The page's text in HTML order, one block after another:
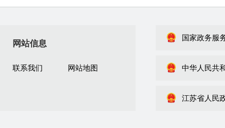
网站信息
联系我们 网站地图
国家政务服
中华人民共
江苏省人民